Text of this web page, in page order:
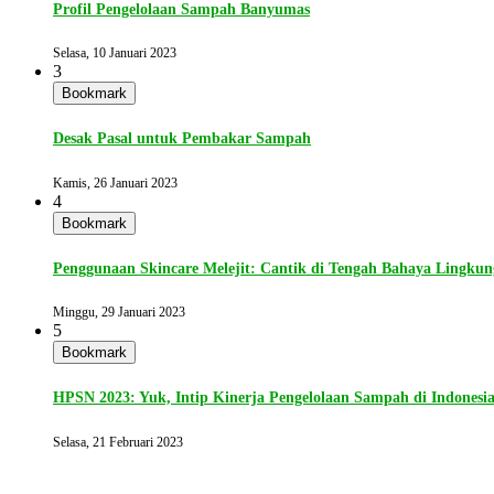
Profil Pengelolaan Sampah Banyumas
Selasa, 10 Januari 2023
3
Bookmark
Desak Pasal untuk Pembakar Sampah
Kamis, 26 Januari 2023
4
Bookmark
Penggunaan Skincare Melejit: Cantik di Tengah Bahaya
Minggu, 29 Januari 2023
5
Bookmark
HPSN 2023: Yuk, Intip Kinerja Pengelolaan Sampah di Indonesia
Selasa, 21 Februari 2023